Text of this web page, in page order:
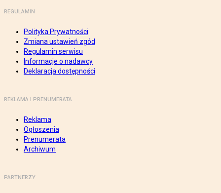
REGULAMIN
Polityka Prywatności
Zmiana ustawień zgód
Regulamin serwisu
Informacje o nadawcy
Deklaracja dostępności
REKLAMA I PRENUMERATA
Reklama
Ogłoszenia
Prenumerata
Archiwum
PARTNERZY